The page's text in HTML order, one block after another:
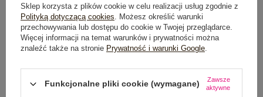
OPIS PRODUKTU
GŁÓWNE PARAMETRY
Sklep korzysta z plików cookie w celu realizacji usług zgodnie z
Polityką dotyczącą cookies. Możesz określić warunki
przechowywania lub dostępu do cookie w Twojej przeglądarce.
Więcej informacji na temat warunków i prywatności można
znaleźć także na stronie Prywatność i warunki Google.
Funkcjonalne pliki cookie (wymagane)
Zawsze
aktywne